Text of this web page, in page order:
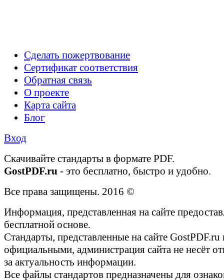
Сделать пожертвование
Сертификат соответствия
Обратная связь
О проекте
Карта сайта
Блог
Вход
Cкачивайте стандарты в формате PDF.
GostPDF.ru - это бесплатно, быстро и удобно.
Все права защищены. 2016 ©
Информация, представленная на сайте
бесплатной основе.
Стандарты, представленные на сайте GostPDF.ru
официальными, администрация сайта не несёт
за актуальность информации.
Все файлы стандартов предназначены для